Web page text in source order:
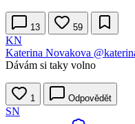
13 59
KN
Katerina Novakova
Dávám si taky volno
1 Odpovědět
SN